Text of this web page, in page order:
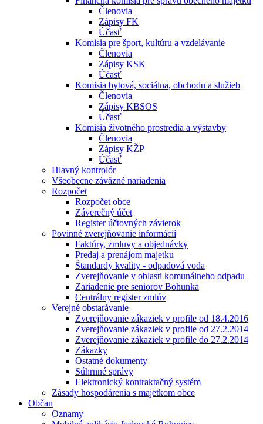
Členovia
Zápisy FK
Účasť
Komisia pre šport, kultúru a vzdelávanie
Členovia
Zápisy KSK
Účasť
Komisia bytová, sociálna, obchodu a služieb
Členovia
Zápisy KBSOS
Účasť
Komisia životného prostredia a výstavby
Členovia
Zápisy KŽP
Účasť
Hlavný kontrolór
Všeobecne záväzné nariadenia
Rozpočet
Rozpočet obce
Záverečný účet
Register účtovných závierok
Povinné zverejňovanie informácií
Faktúry, zmluvy a objednávky
Predaj a prenájom majetku
Štandardy kvality - odpadová voda
Zverejňovanie v oblasti komunálneho odpadu
Zariadenie pre seniorov Bohunka
Centrálny register zmlúv
Verejné obstarávanie
Zverejňovanie zákaziek v profile od 18.4.2016
Zverejňovanie zákaziek v profile od 27.2.2014
Zverejňovanie zákaziek v profile do 27.2.2014
Zákazky
Ostatné dokumenty
Súhrnné správy
Elektronický kontraktačný systém
Zásady hospodárenia s majetkom obce
Občan
Oznamy